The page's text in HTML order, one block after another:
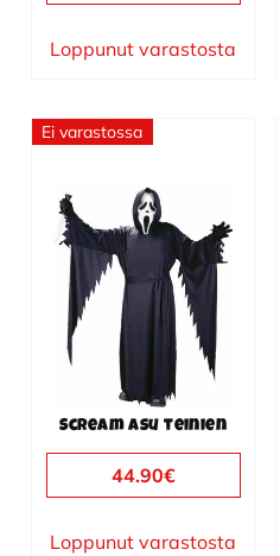
Loppunut varastosta
Ei varastossa
Scream asu teinien
44.90€
Loppunut varastosta